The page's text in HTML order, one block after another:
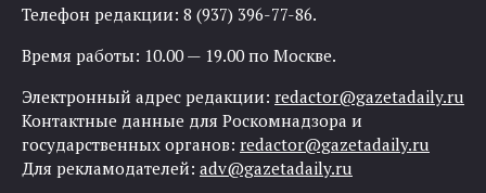
Телефон редакции: 8 (937) 396-77-86.
Время работы: 10.00 — 19.00 по Москве.
Электронный адрес редакции: redactor@gazetadaily.ru
Контактные данные для Роскомнадзора и
государственных органов: redactor@gazetadaily.ru
Для рекламодателей: adv@gazetadaily.ru